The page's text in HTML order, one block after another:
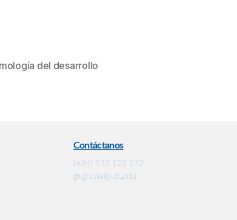
del desarrollo
Contáctanos
(+34) 933 125 132
gr.grevia@ub.edu